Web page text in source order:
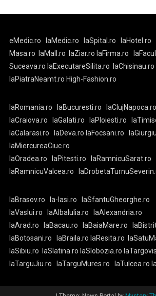
eMedic.ro laMedic.ro laSpital.ro laHotel.ro
Masa.ro
laMall.ro laZiar.ro laFirma.ro
Suceava.ro laExecutareSilita.ro laChisinau.ro
laPiatraNeamt.ro High-Fashion.ro
laRomania.ro laBucuresti.ro laClujNapoca.ro
laCraiova.ro
laGalati.ro laPloiesti.ro
laCalarasi.ro
laDeva.ro laFocsani.ro
laMiercureaCiuc.ro
laOradea.ro
laPitesti.ro
laRamnicuSarat.ro
laRamnicuValcea.ro
laBrasov.ro la-Iasi.ro
laSfantuGheorghe.ro
laVaslui.ro
laAlbaIulia.ro
laAlexandria.ro
laArad.ro
laBacau.ro laBaiaMare.ro
laBotosani.ro
laBraila.ro laResita.ro
laSibiu.ro
laSlatina.ro laSlobozia.ro
laTarguJiu.ro
laTarguMures.ro laTulcea.ro